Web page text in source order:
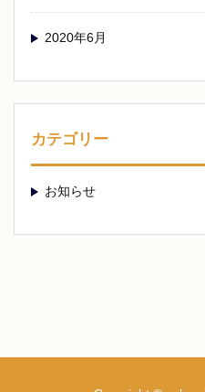
2020年6月
カテゴリー
お知らせ